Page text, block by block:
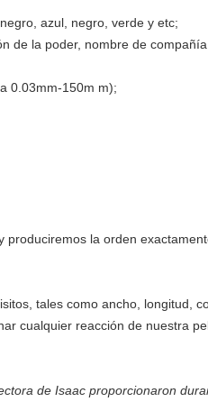
azul, negro, verde y etc;
de la poder, nombre de
0.03mm-150m m);
produciremos la orden
tales como ancho, longitud,
cualquier reacción de nuestra
de Isaac proporcionaron